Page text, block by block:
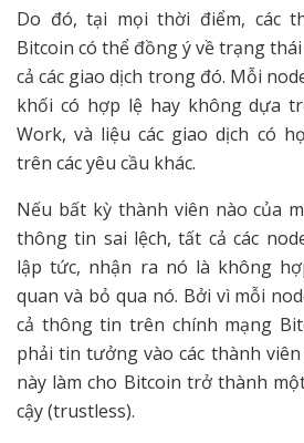
Do đó, tại mọi thời điểm, các
Bitcoin có thể đồng ý về trạng
cả các giao dịch trong đó. Mỗi
khối có hợp lệ hay không dựa
Work, và liệu các giao dịch có
trên các yêu cầu khác.
Nếu bất kỳ thành viên nào của
thông tin sai lệch, tất cả các
lập tức, nhận ra nó là không
quan và bỏ qua nó. Bởi vì mỗi
cả thông tin trên chính mạng
phải tin tưởng vào các thành
này làm cho Bitcoin trở thành
cậy (trustless).